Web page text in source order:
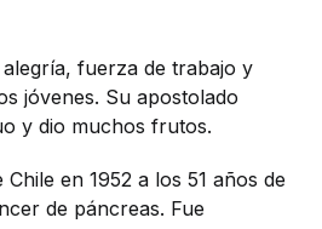
fuerza de trabajo y
jóvenes. Su apostolado
y dio muchos frutos.
en 1952 a los 51 años de
de páncreas. Fue